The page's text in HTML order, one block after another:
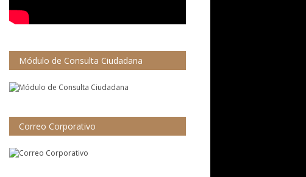
Módulo de Consulta Ciudadana
Correo Corporativo